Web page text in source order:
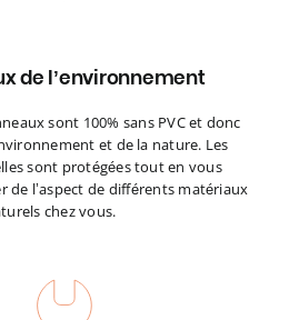
de l’environnement
sont 100% sans PVC et donc
et de la nature. Les
sont protégées tout en vous
l’aspect de différents matériaux
chez vous.